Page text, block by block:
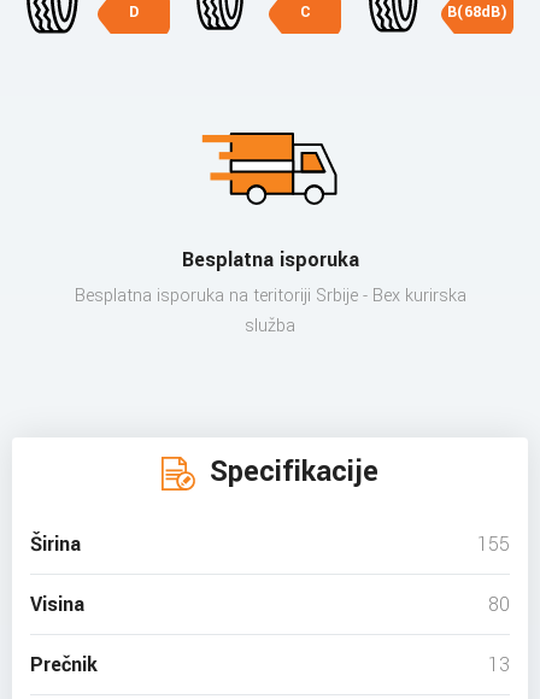
D C B(68dB)
Besplatna isporuka
Besplatna isporuka na teritoriji Srbije - Bex kurirska
služba
Specifikacije
Širina 155
Visina 80
Prečnik 13